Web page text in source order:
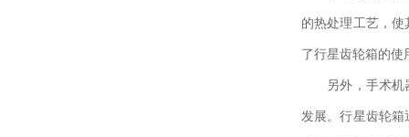
的热处理工艺，
了行星齿轮箱的使
另外，手术机器
发展。行星齿轮